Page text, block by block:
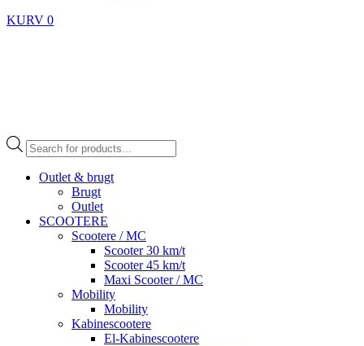
KURV 0
Products
search
Outlet & brugt
Brugt
Outlet
SCOOTERE
Scootere / MC
Scooter 30 km/t
Scooter 45 km/t
Maxi Scooter / MC
Mobility
Mobility
Kabinescootere
El-Kabinescootere